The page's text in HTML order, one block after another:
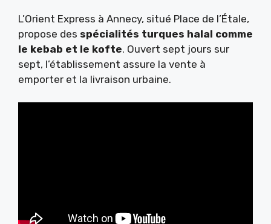
L’Orient Express à Annecy, situé Place de l’Étale,
propose des spécialités turques halal comme
le kebab et le kofte. Ouvert sept jours sur
sept, l’établissement assure la vente à
emporter et la livraison urbaine.